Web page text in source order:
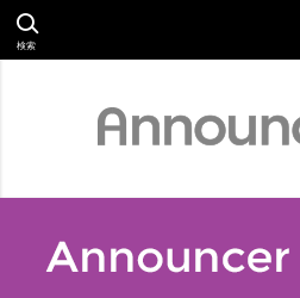
検索
Profile